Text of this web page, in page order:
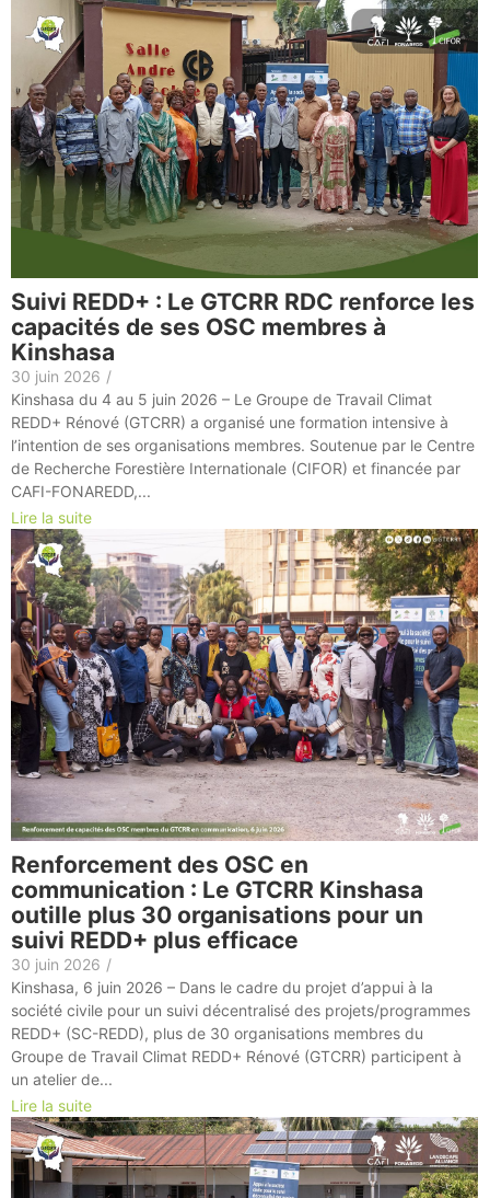
Suivi REDD+ : Le GTCRR RDC renforce les
capacités de ses OSC membres à
Kinshasa
30 juin 2026 /
Kinshasa du 4 au 5 juin 2026 – Le Groupe de Travail Climat
REDD+ Rénové (GTCRR) a organisé une formation intensive à
l’intention de ses organisations membres. Soutenue par le Centre
de Recherche Forestière Internationale (CIFOR) et financée par
CAFI-FONAREDD,...
Lire la suite
Renforcement des OSC en
communication : Le GTCRR Kinshasa
outille plus 30 organisations pour un
suivi REDD+ plus efficace
30 juin 2026 /
Kinshasa, 6 juin 2026 – Dans le cadre du projet d’appui à la
société civile pour un suivi décentralisé des projets/programmes
REDD+ (SC-REDD), plus de 30 organisations membres du
Groupe de Travail Climat REDD+ Rénové (GTCRR) participent à
un atelier de...
Lire la suite